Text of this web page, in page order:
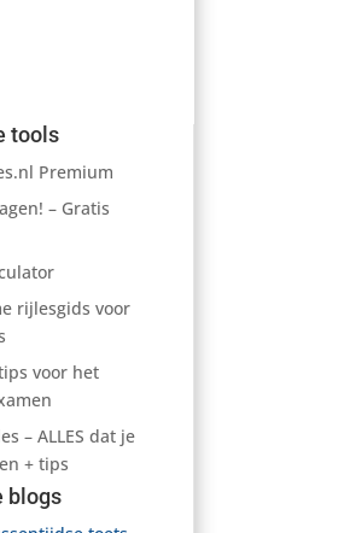
tools
Premium
– Gratis
rijlesgids voor
voor het
– ALLES dat je
+ tips
blogs